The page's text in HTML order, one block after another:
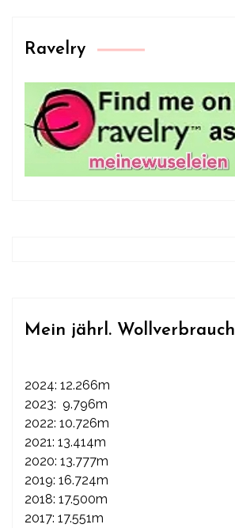
Ravelry
Mein jährl. Wollverbrauch
2024: 12.266m
2023: 9.796m
2022: 10.726m
2021: 13.414m
2020: 13.777m
2019: 16.724m
2018: 17.500m
2017: 17.551m